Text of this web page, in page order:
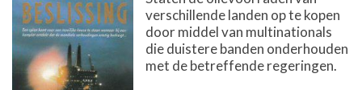
verschillende landen op te kopen
door middel van multinationals
die duistere banden onderhouden
met de betreffende regeringen.